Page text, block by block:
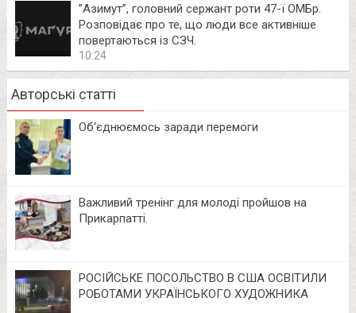
⁨”Азимут”, головний сержант роти 47-ї ОМБр.
Розповідає про те, що люди все активніше
повертаються із СЗЧ.
10:24
Авторські статті
Об‘єднюємось заради перемоги
Важливий тренінг для молоді пройшов на
Прикарпатті.
РОСІЙСЬКЕ ПОСОЛЬСТВО В США ОСВІТИЛИ
РОБОТАМИ УКРАЇНСЬКОГО ХУДОЖНИКА